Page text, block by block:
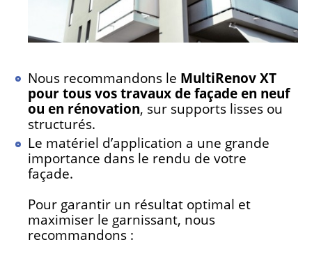
Nous recommandons le MultiRenov XT
pour tous vos travaux de façade en neuf
ou en rénovation, sur supports lisses ou
structurés.
Le matériel d’application a une grande
importance dans le rendu de votre
façade.
Pour garantir un résultat optimal et
maximiser le garnissant, nous
recommandons :